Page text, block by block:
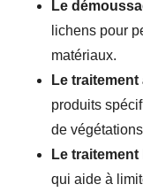
Le
lichens pour
matériaux.
Le
produits
de
Le
qui aide à